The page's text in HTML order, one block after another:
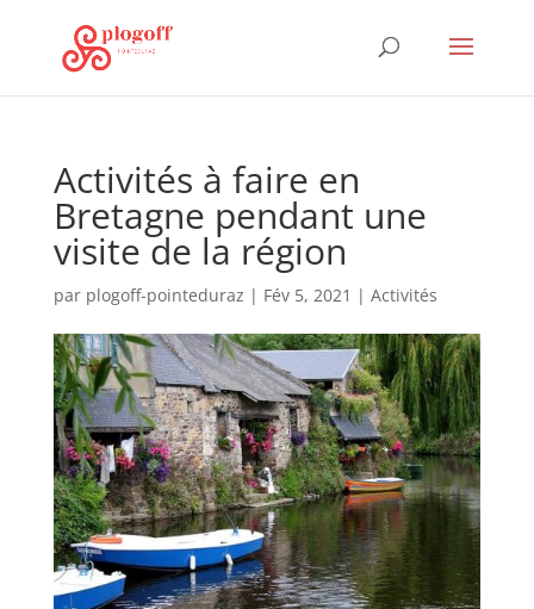
Activités à faire en
Bretagne pendant une
visite de la région
par plogoff-pointeduraz | Fév 5, 2021 | Activités